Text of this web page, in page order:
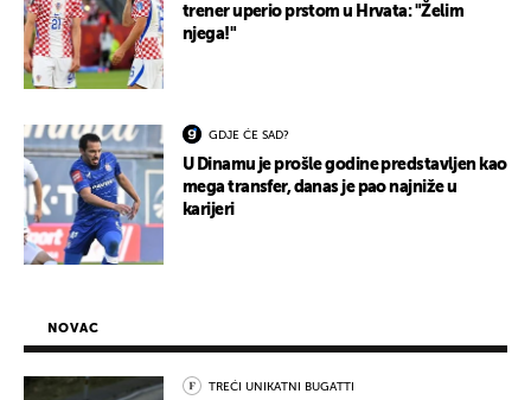
trener uperio prstom u Hrvata: "Želim
njega!"
GDJE ĆE SAD?
U Dinamu je prošle godine predstavljen kao
mega transfer, danas je pao najniže u
karijeri
NOVAC
TREĆI UNIKATNI BUGATTI